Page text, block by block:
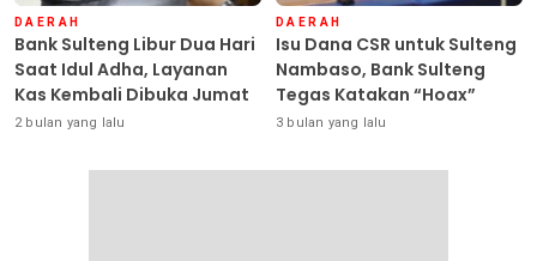
DAERAH
Bank Sulteng Libur Dua Hari
Saat Idul Adha, Layanan
Kas Kembali Dibuka Jumat
2 bulan yang lalu
DAERAH
Isu Dana CSR untuk Sulteng
Nambaso, Bank Sulteng
Tegas Katakan “Hoax”
3 bulan yang lalu